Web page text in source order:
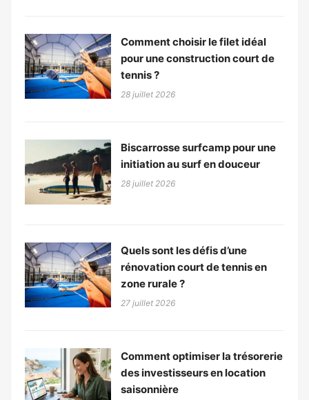
Comment choisir le filet idéal
pour une construction court de
tennis ?
28 juillet 2026
Biscarrosse surfcamp pour une
initiation au surf en douceur
28 juillet 2026
Quels sont les défis d’une
rénovation court de tennis en
zone rurale ?
27 juillet 2026
Comment optimiser la trésorerie
des investisseurs en location
saisonnière